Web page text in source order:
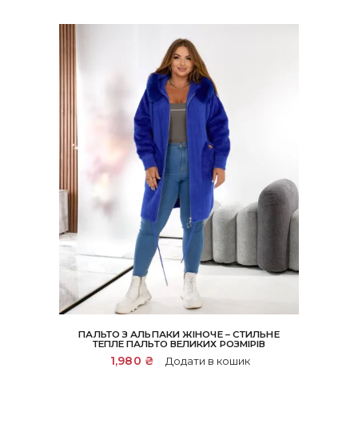
ПАЛЬТО З АЛЬПАКИ ЖІНОЧЕ – СТИЛЬНЕ
ТЕПЛЕ ПАЛЬТО ВЕЛИКИХ РОЗМІРІВ
1,980 ₴ Додати в кошик